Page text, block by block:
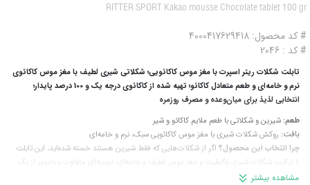
RITTER SPORT Kakao mousse Chocolate tablet 100 gr
# کد محصول: 4000417629418
# کد : 2046
تابلت شکلات ریتر اسپرت با مغز موس کاکائویی؛ شکلاتی شیری لطیف با مغز موس کاکائوی
نرم و خامه‌ای و طعم متعادل کاکائو؛ تهیه‌ شده از کاکائوی درجه‌ یک و 100 درصد پایدار؛
انتخابی لذیذ برای میان‌وعده و مصرف روزمره
طعم: شیرین و شکلاتی با طعم ملایم کاکائو و شیر
بافت: روکش شکلات شیری با مغز موس کاکائویی سبک، نرم و خامه‌ای
چرا انتخاب این محصول؟ اگر از شکلات‌هایی که فقط شیرین‌ هستند خسته شده‌اید، این تابلت
با ترکیب شکلات شیری باکیفیت و مغز موس لطیف و خامه‌ای، تجربه‌ای متفاوت و دلپذیر از یک
شکلات واقعی را برایتان فراهم می‌کند.
مشاهده بیشتر